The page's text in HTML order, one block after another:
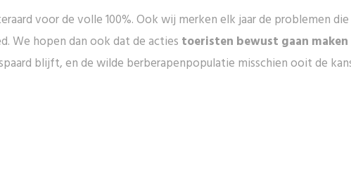
voor de volle 100%. Ook wij merken elk jaar de problemen
We hopen dan ook dat de acties toeristen bewust gaan maken
blijft, en de wilde berberapenpopulatie misschien ooit de